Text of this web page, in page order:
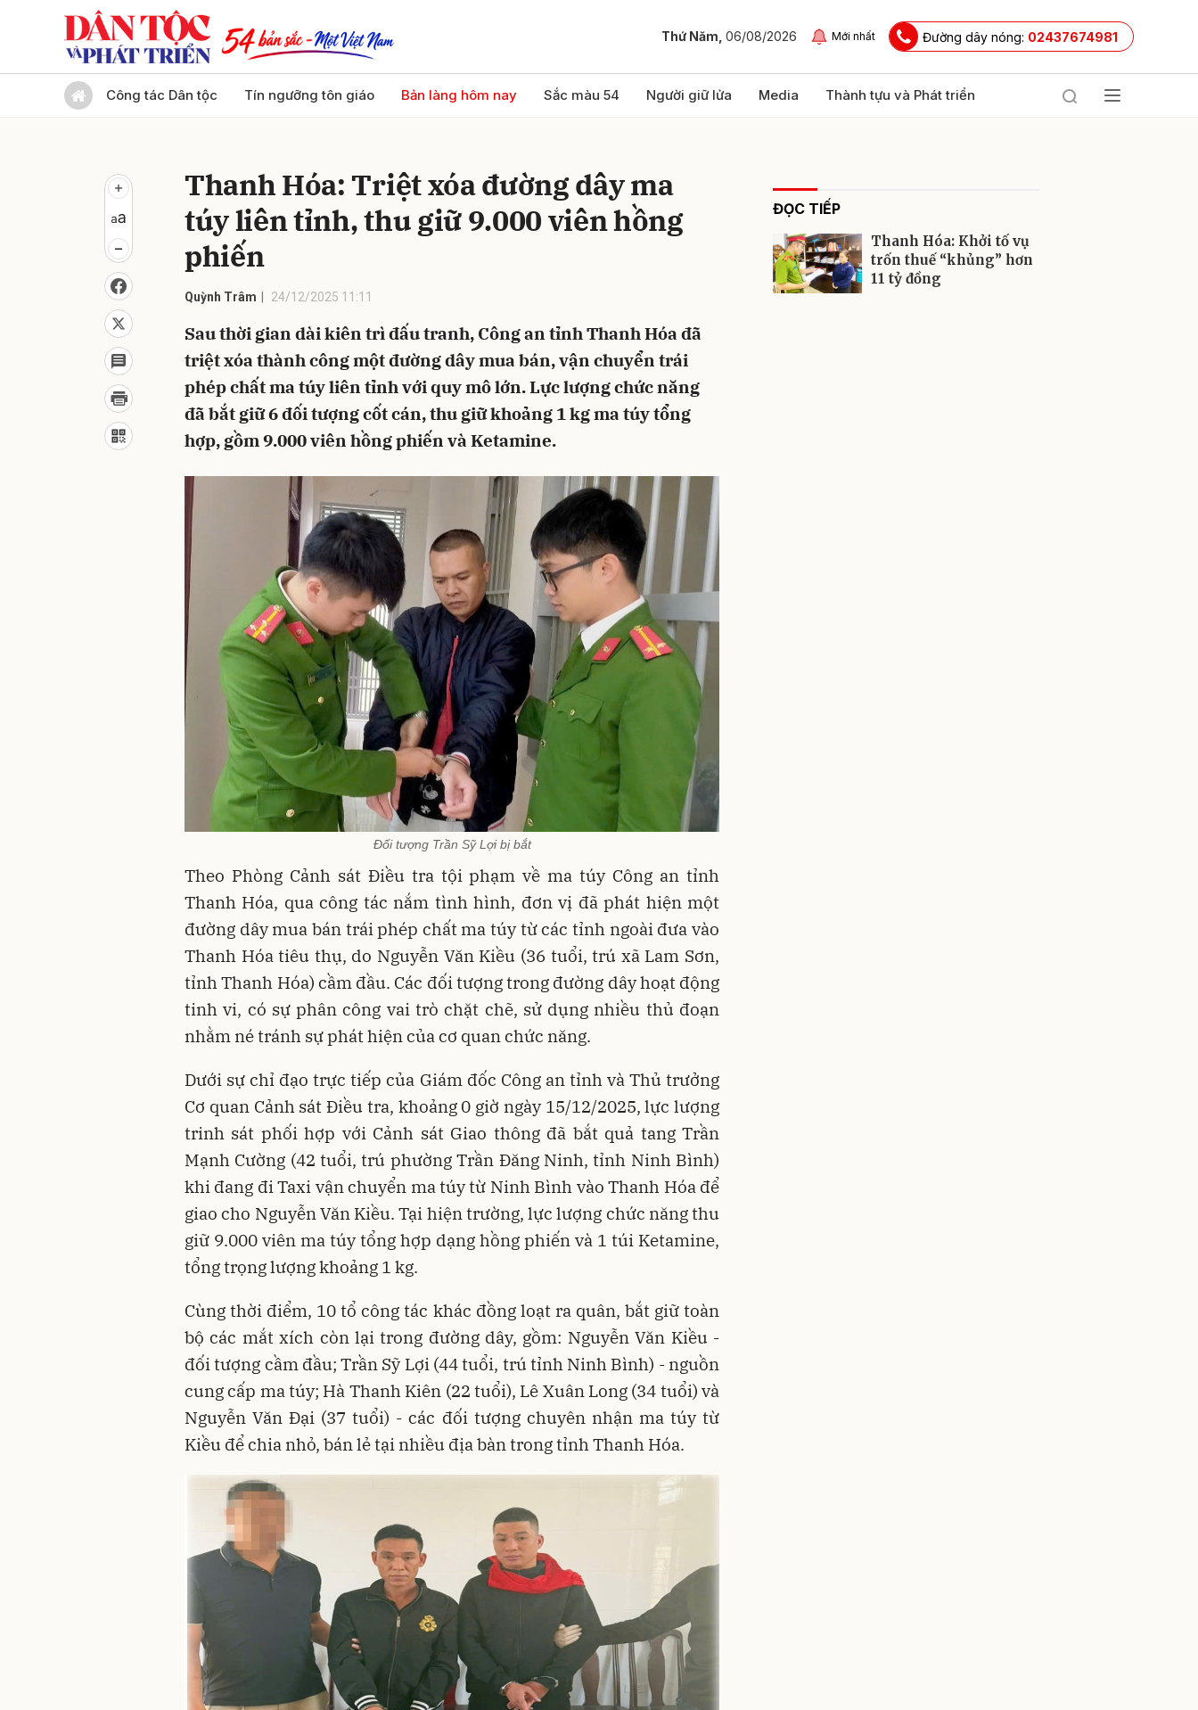
Thứ Năm, 06/08/2026 Mới nhất Đường dây nóng: 02437674981
Công tác Dân tộc Tín ngưỡng tôn giáo Bản làng hôm nay Sắc màu 54 Người giữ lửa Media Thành tựu và Phát triển
Thanh Hóa: Triệt xóa đường dây ma
túy liên tỉnh, thu giữ 9.000 viên hồng
phiến
Quỳnh Trâm 24/12/2025 11:11
Sau thời gian dài kiên trì đấu tranh, Công an tỉnh Thanh Hóa đã
triệt xóa thành công một đường dây mua bán, vận chuyển trái
phép chất ma túy liên tỉnh với quy mô lớn. Lực lượng chức năng
đã bắt giữ 6 đối tượng cốt cán, thu giữ khoảng 1 kg ma túy tổng
hợp, gồm 9.000 viên hồng phiến và Ketamine.
Đối tượng Trần Sỹ Lợi bị bắt
Theo Phòng Cảnh sát Điều tra tội phạm về ma túy Công an tỉnh
Thanh Hóa, qua công tác nắm tình hình, đơn vị đã phát hiện một
đường dây mua bán trái phép chất ma túy từ các tỉnh ngoài đưa vào
Thanh Hóa tiêu thụ, do Nguyễn Văn Kiều (36 tuổi, trú xã Lam Sơn,
tỉnh Thanh Hóa) cầm đầu. Các đối tượng trong đường dây hoạt động
tinh vi, có sự phân công vai trò chặt chẽ, sử dụng nhiều thủ đoạn
nhằm né tránh sự phát hiện của cơ quan chức năng.
Dưới sự chỉ đạo trực tiếp của Giám đốc Công an tỉnh và Thủ trưởng
Cơ quan Cảnh sát Điều tra, khoảng 0 giờ ngày 15/12/2025, lực lượng
trinh sát phối hợp với Cảnh sát Giao thông đã bắt quả tang Trần
Mạnh Cường (42 tuổi, trú phường Trần Đăng Ninh, tỉnh Ninh Bình)
khi đang đi Taxi vận chuyển ma túy từ Ninh Bình vào Thanh Hóa để
giao cho Nguyễn Văn Kiều. Tại hiện trường, lực lượng chức năng thu
giữ 9.000 viên ma túy tổng hợp dạng hồng phiến và 1 túi Ketamine,
tổng trọng lượng khoảng 1 kg.
Cùng thời điểm, 10 tổ công tác khác đồng loạt ra quân, bắt giữ toàn
bộ các mắt xích còn lại trong đường dây, gồm: Nguyễn Văn Kiều -
đối tượng cầm đầu; Trần Sỹ Lợi (44 tuổi, trú tỉnh Ninh Bình) - nguồn
cung cấp ma túy; Hà Thanh Kiên (22 tuổi), Lê Xuân Long (34 tuổi) và
Nguyễn Văn Đại (37 tuổi) - các đối tượng chuyên nhận ma túy từ
Kiều để chia nhỏ, bán lẻ tại nhiều địa bàn trong tỉnh Thanh Hóa.
ĐỌC TIẾP
Thanh Hóa: Khởi tố vụ
trốn thuế “khủng” hơn
11 tỷ đồng
Gửi bình luận
Gửi